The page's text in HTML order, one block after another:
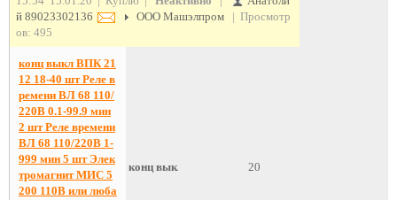
й 89023302136
ООО Машэлпром
| Просмотр
ов: 495
конц выкл ВПК 21
12 18-40 шт Реле в
ремени ВЛ 68 110/
220В 0.1-99.9 мин
2 шт Реле времени
ВЛ 68 110/220В 1-
999 мин 5 шт Элек
тромагнит МИС 5
200 110В или люба
конц выкл ВПК 2112 18-40 шт Реле времени ВЛ
20